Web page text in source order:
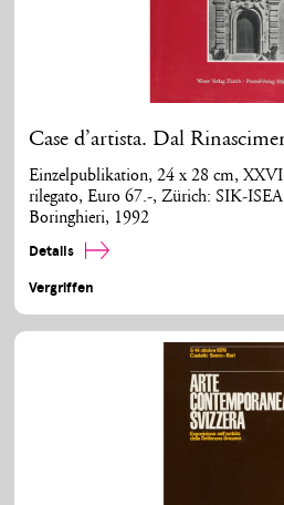
Case d’artista. Dal
Einzelpublikation, 24 x 28 cm,
rilegato, Euro 67.-, Zürich: SIK-
Boringhieri, 1992
Details
Vergriffen